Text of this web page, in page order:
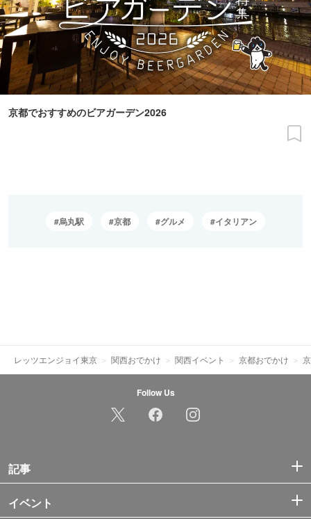
京都でおすすめのビアガーデン2026
烏丸駅 京都 グルメ イタリアン
レッツエンジョイ東京 関西おでかけ 関西イベント 京都おでかけ
Follow Us
記事
イベント